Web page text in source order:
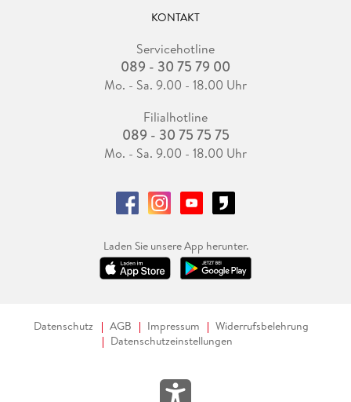
KONTAKT
Servicehotline
089 - 30 75 79 00
Mo. - Sa. 9.00 - 18.00 Uhr
Filialhotline
089 - 30 75 75 75
Mo. - Sa. 9.00 - 18.00 Uhr
Laden Sie unsere App herunter.
Datenschutz AGB Impressum
Widerrufsbelehrung
Datenschutzeinstellungen